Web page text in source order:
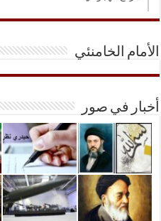
الأمام الخامنئي
أخبار في صور